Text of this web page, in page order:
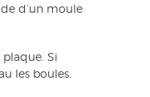
d’un moule
plaque. Si
les boules.